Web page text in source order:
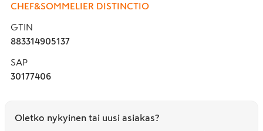
CHEF&SOMMELIER DISTINCTIO
GTIN
883314905137
SAP
30177406
Oletko nykyinen tai uusi asiakas?